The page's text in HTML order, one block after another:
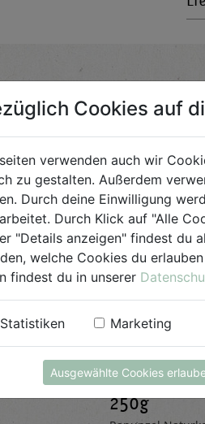
250g
Cookies auf
verwenden auch wir
zu gestalten. Außerdem
Durch deine Einwilligung
Durch Klick auf "Alle
"Details anzeigen" findest du
welche Cookies du
findest du in unserer
Statistiken Marketing
Ausgewählte Cookies